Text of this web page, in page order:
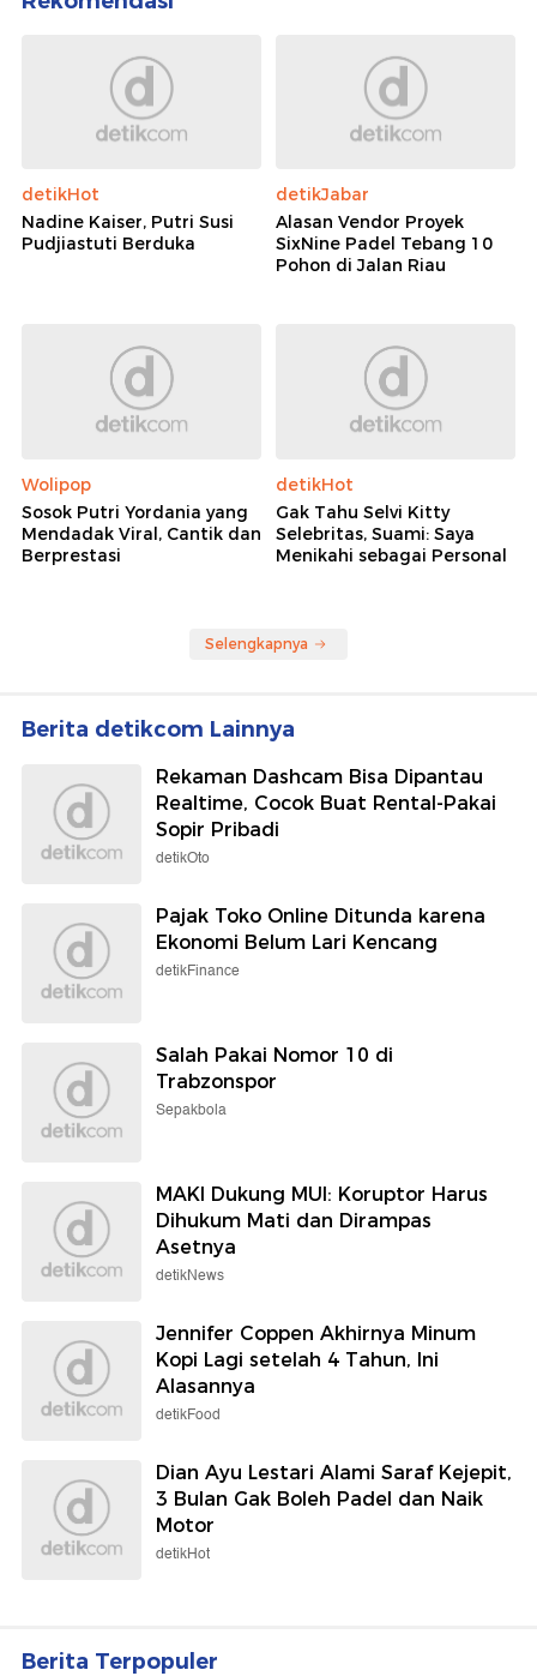
detikHot
Nadine Kaiser, Putri Susi
Pudjiastuti Berduka
detikJabar
Alasan Vendor Proyek
SixNine Padel Tebang 10
Pohon di Jalan Riau
Wolipop
Sosok Putri Yordania yang
Mendadak Viral, Cantik dan
Berprestasi
detikHot
Gak Tahu Selvi Kitty
Selebritas, Suami: Saya
Menikahi sebagai Personal
Selengkapnya
Berita detikcom Lainnya
Rekaman Dashcam Bisa Dipantau
Realtime, Cocok Buat Rental-Pakai
Sopir Pribadi
detikOto
Pajak Toko Online Ditunda karena
Ekonomi Belum Lari Kencang
detikFinance
Salah Pakai Nomor 10 di
Trabzonspor
Sepakbola
MAKI Dukung MUI: Koruptor Harus
Dihukum Mati dan Dirampas
Asetnya
detikNews
Jennifer Coppen Akhirnya Minum
Kopi Lagi setelah 4 Tahun, Ini
Alasannya
detikFood
Dian Ayu Lestari Alami Saraf Kejepit,
3 Bulan Gak Boleh Padel dan Naik
Motor
detikHot
Berita Terpopuler